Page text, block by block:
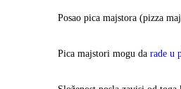
Posao pica majstora (pizza
Pica majstori mogu da rade u